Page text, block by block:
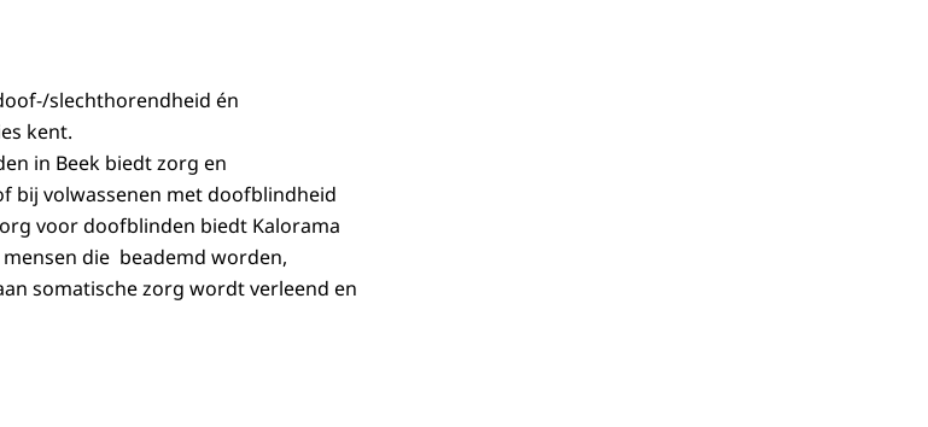
slechthorendheid én
kent.
in Beek biedt zorg en
bij volwassenen met doofblindheid
voor doofblinden biedt Kalorama
die beademd worden,
somatische zorg wordt verleend en
Centrum voor doofblinden.